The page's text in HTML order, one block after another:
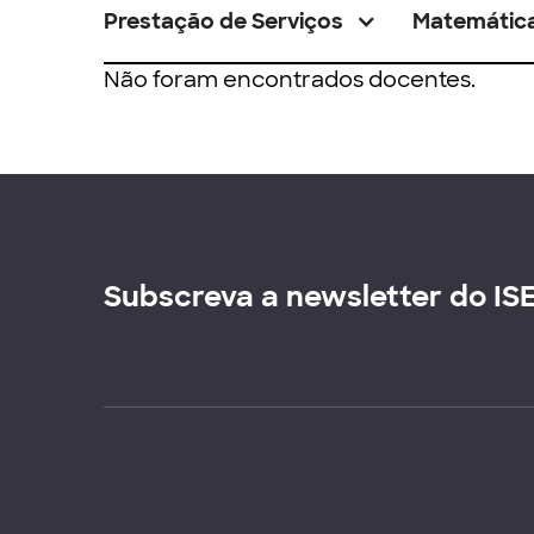
Prestação de Serviços
Não foram encontrados docentes.
Subscreva a newsletter do